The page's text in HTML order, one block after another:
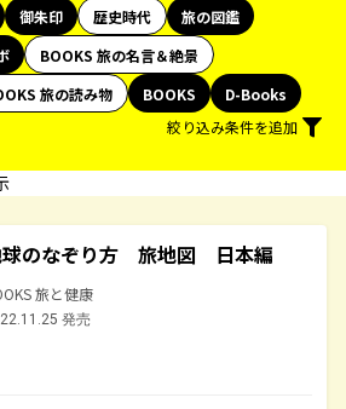
御朱印 歴史時代
旅の図鑑
BOOKS 旅の名言＆絶景
旅の読み物 BOOKS
D-Books
絞り込み条件を追加
のなぞり方 旅地図 日本編
旅と健康
発売